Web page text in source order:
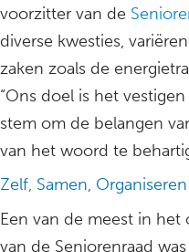
voorzitter van de
diverse kwesties,
zaken zoals de
“Ons doel is het
stem om de belangen
van het woord te
Zelf, Samen, Organiseren
Een van de meest in
van de Seniorenraad